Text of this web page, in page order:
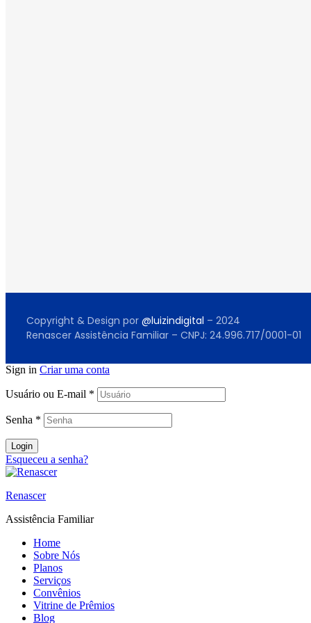
Copyright & Design por @luizindigital – 2024
Renascer Assistência Familiar – CNPJ: 24.996.717/0001-01
Sign in Criar uma conta
Usuário ou E-mail *
Senha *
Login
Esqueceu a senha?
Renascer
Assistência Familiar
Home
Sobre Nós
Planos
Serviços
Convênios
Vitrine de Prêmios
Blog